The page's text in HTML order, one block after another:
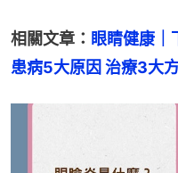
相關文章： 眼睛健康｜
患病5大原因 治療3大